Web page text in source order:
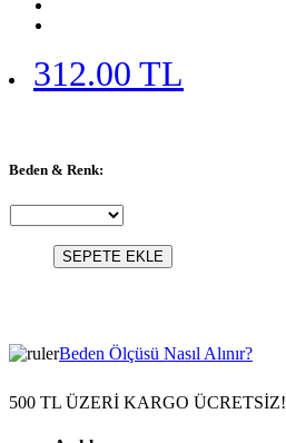
312.00 TL
Beden & Renk:
SEPETE EKLE
Beden Ölçüsü Nasıl Alınır?
500 TL ÜZERİ KARGO ÜCRETSİZ!